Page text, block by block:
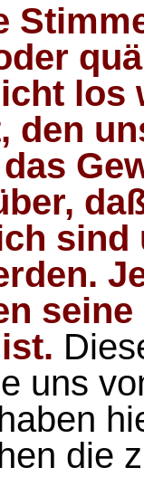
los
den
sind
uns
die